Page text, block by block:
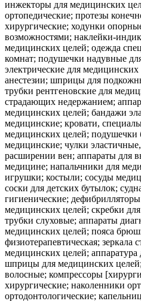
инжекторы для медицинских
ортопедические; протезы
хирургические; ходунки
возможностями; наклейки-
медицинских целей; одежда
комнат; подушечки надувные
электрические для
анестезии; шприцы для
трубки рентгеновские для
страдающих недержанием;
медицинских целей; бандажи
медицинские; кровати,
медицинских целей;
медицинские; чулки
расширении вен; аппараты для
медицине; напальчники для
игрушки; костыли; сосуды
соски для детских бутылок;
гигиенические;
медицинских целей; скребки
трубки слуховые; аппараты
медицинских целей; пояса
физиотерапевтическая; зеркала
медицинских целей; аппаратура
шприцы для медицинских
волосные; компрессоры
хирургические; наколенники
ортодонтологические;